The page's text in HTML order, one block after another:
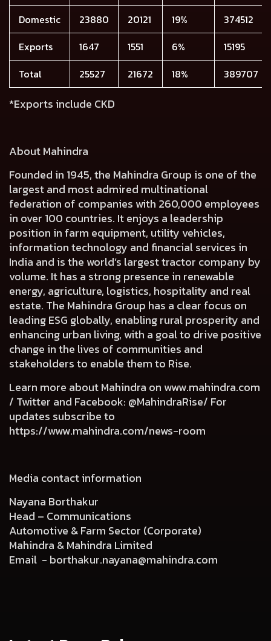
Domestic 23880 20121 19%
374512
Exports
1647 1551 6%
15195
Total
25527 21672 18% 389707
*Exports include CKD
About Mahindra
Founded in 1945, the Mahindra Group is one of the
largest and most admired multinational
federation of companies with 260,000 employees
in over 100 countries. It enjoys a leadership
position in farm equipment, utility vehicles,
information technology and financial services in
India and is the world’s largest tractor company by
volume. It has a strong presence in renewable
energy, agriculture, logistics, hospitality and real
estate. The Mahindra Group has a clear focus on
leading ESG globally, enabling rural prosperity and
enhancing urban living, with a goal to drive positive
change in the lives of communities and
stakeholders to enable them to Rise.
Learn more about Mahindra on www.mahindra.com
/ Twitter and Facebook: @MahindraRise/ For
updates subscribe to
https://www.mahindra.com/news-room
Media contact information
Nayana Borthakur
Head – Communications
Automotive & Farm Sector (Corporate)
Mahindra & Mahindra Limited
Email - borthakur.nayana@mahindra.com